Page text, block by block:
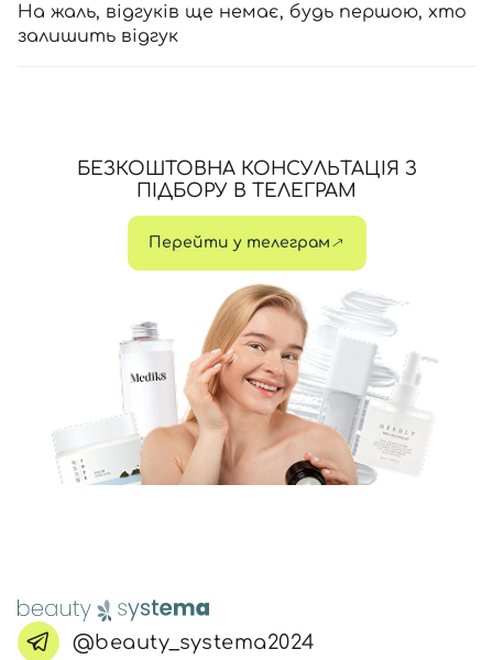
На жаль, відгуків ще немає, будь першою, хто
залишить відгук
БЕЗКОШТОВНА КОНСУЛЬТАЦІЯ З
ПІДБОРУ В ТЕЛЕГРАМ
Перейти у телеграм
@beauty_systema2024